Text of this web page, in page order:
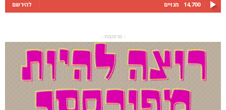
14,700 מנויים להירשם
- פרסומת -